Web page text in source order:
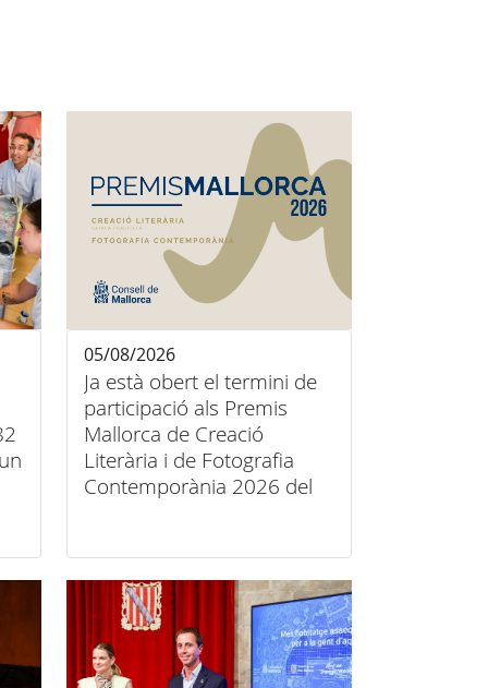
Ja està obert el termini de
participació als Premis
Mallorca de Creació
Literària i de Fotografia
Contemporània 2026 del
05/08/2026